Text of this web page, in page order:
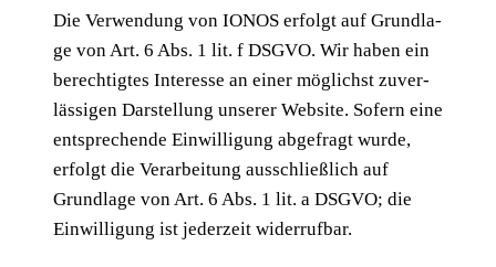
Die Ver­wen­dung von IONOS erfolgt auf Grund­la­
ge von Art. 6 Abs. 1 lit. f DSGVO. Wir haben ein
berech­tig­tes Inter­es­se an einer mög­lichst zuver­
läs­si­gen Dar­stel­lung unse­rer Web­site. Sofern eine
ent­spre­chen­de Ein­wil­li­gung abge­fragt wur­de,
erfolgt die Ver­ar­bei­tung aus­schließ­lich auf
Grund­la­ge von Art. 6 Abs. 1 lit. a DSGVO; die
Ein­wil­li­gung ist jeder­zeit widerrufbar.